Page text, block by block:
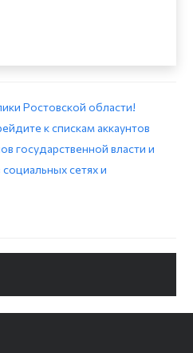
Ростовской области!
к спискам аккаунтов
государственной власти и
сетях и